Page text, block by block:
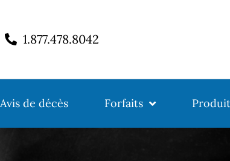
1.877.478.8042
Avis de décès Forfaits